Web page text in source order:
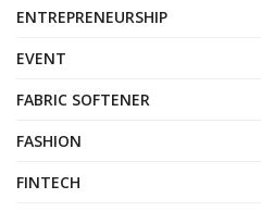
ENTREPRENEURSHIP
EVENT
FABRIC SOFTENER
FASHION
FINTECH